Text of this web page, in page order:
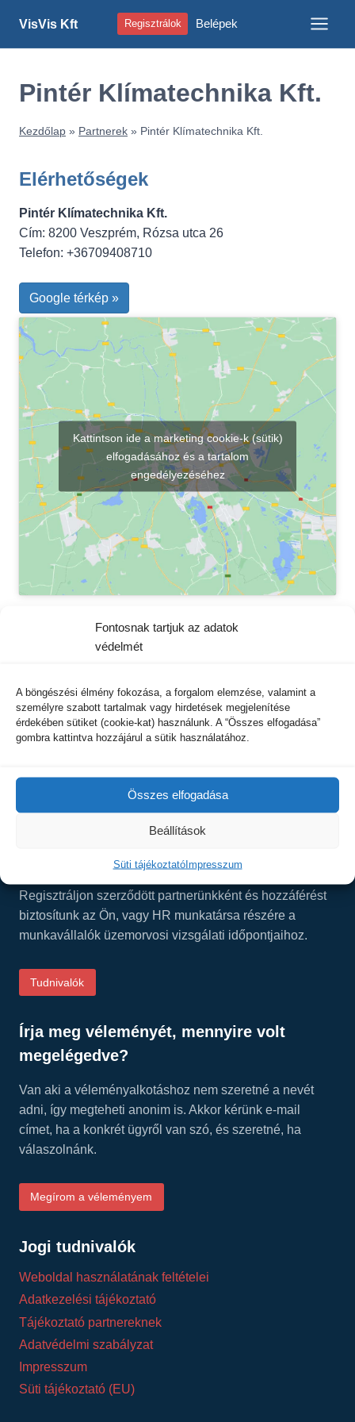
Fontosnak tartjuk az adatok
védelmét
A böngészési élmény fokozása, a forgalom elemzése, valamint a
személyre szabott tartalmak vagy hirdetések megjelenítése
érdekében sütiket (cookie-kat) használunk. A “Összes elfogadása”
gombra kattintva hozzájárul a sütik használatához.
Összes elfogadása
Beállítások
Süti tájékoztatóImpresszum
content
VisVis Kft Regisztrálok Belépek
Pintér Klímatechnika Kft.
Kezdőlap » Partnerek » Pintér Klímatechnika Kft.
Elérhetőségek
Pintér Klímatechnika Kft.
Cím: 8200 Veszprém, Rózsa utca 26
Telefon: +36709408710
Google térkép »
Kattintson ide a marketing cookie-k (sütik)
elfogadásához és a tartalom
engedélyezéséhez
VISVIS Kft
8200 Veszprém, Damjanich u. 1. C. ép.
Tel.: +36 30 277-1101
facebook.com/visinside/
Üzemorvosi szolgálat cégek részére
Regisztráljon szerződött partnerünkként és hozzáférést
biztosítunk az Ön, vagy HR munkatársa részére a
munkavállalók üzemorvosi vizsgálati időpontjaihoz.
Tudnivalók
Írja meg véleményét, mennyire volt
megelégedve?
Van aki a véleményalkotáshoz nem szeretné a nevét
adni, így megteheti anonim is. Akkor kérünk e-mail
címet, ha a konkrét ügyről van szó, és szeretné, ha
válaszolnánk.
Megírom a véleményem
Jogi tudnivalók
Weboldal használatának feltételei
Adatkezelési tájékoztató
Tájékoztató partnereknek
Adatvédelmi szabályzat
Impresszum
Süti tájékoztató (EU)